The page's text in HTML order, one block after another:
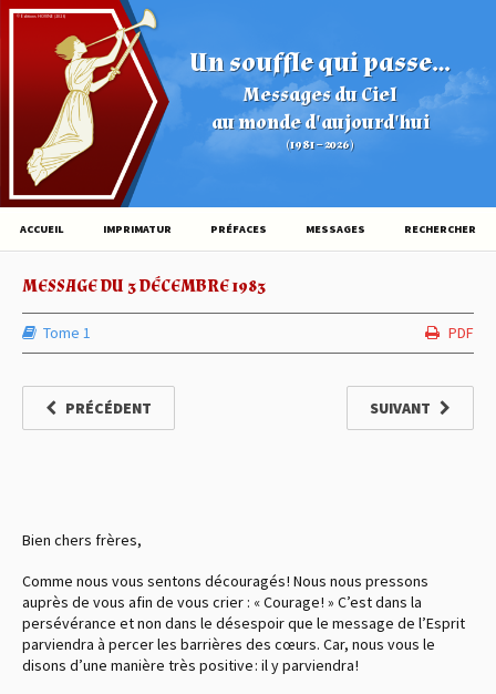
Un souffle qui passe...
Messages du Ciel
au monde d'aujourd'hui
(1981 – 2026)
© Éditions HOVINE (2026)
ACCUEIL IMPRIMATUR PRÉFACES MESSAGES RECHERCHER
MESSAGE DU 3 DÉCEMBRE 1983
Tome 1 PDF
PRÉCÉDENT SUIVANT
Bien chers frères,
Comme nous vous sentons découragés ! Nous nous pressons
auprès de vous afin de vous crier : « Courage ! » C’est dans la
persévérance et non dans le désespoir que le message de l’Esprit
parviendra à percer les barrières des cœurs. Car, nous vous le
disons d’une manière très positive : il y parviendra !